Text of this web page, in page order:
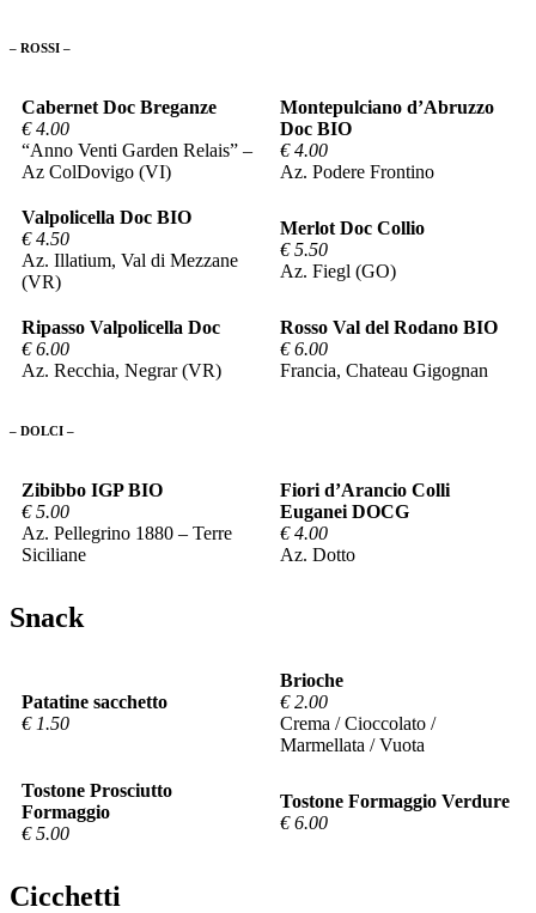
– ROSSI –
Cabernet Doc Breganze
€ 4.00
“Anno Venti Garden Relais” –
Az ColDovigo (VI)
Montepulciano d’Abruzzo
Doc BIO
€ 4.00
Az. Podere Frontino
Valpolicella Doc BIO
€ 4.50
Az. Illatium, Val di Mezzane
(VR)
Merlot Doc Collio
€ 5.50
Az. Fiegl (GO)
Ripasso Valpolicella Doc
€ 6.00
Az. Recchia, Negrar (VR)
Rosso Val del Rodano BIO
€ 6.00
Francia, Chateau Gigognan
– DOLCI –
Zibibbo IGP BIO
€ 5.00
Az. Pellegrino 1880 – Terre
Siciliane
Fiori d’Arancio Colli
Euganei DOCG
€ 4.00
Az. Dotto
Snack
Patatine sacchetto
€ 1.50
Brioche
€ 2.00
Crema / Cioccolato /
Marmellata / Vuota
Tostone Prosciutto
Formaggio
€ 5.00
Tostone Formaggio Verdure
€ 6.00
Cicchetti